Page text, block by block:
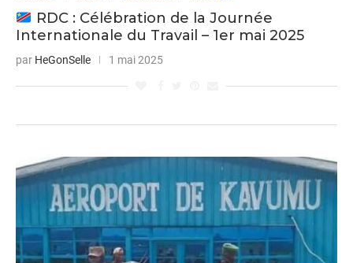
RDC : Célébration de la Journée
Internationale du Travail – 1er mai 2025
par HeGonSelle 1 mai 2025